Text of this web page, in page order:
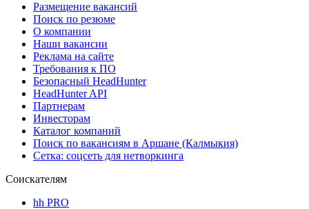
Размещение вакансий
Поиск по резюме
О компании
Наши вакансии
Реклама на сайте
Требования к ПО
Безопасный HeadHunter
HeadHunter API
Партнерам
Инвесторам
Каталог компаний
Поиск по вакансиям в Аршане (Калмыкия)
Сетка: соцсеть для нетворкинга
Соискателям
hh PRO